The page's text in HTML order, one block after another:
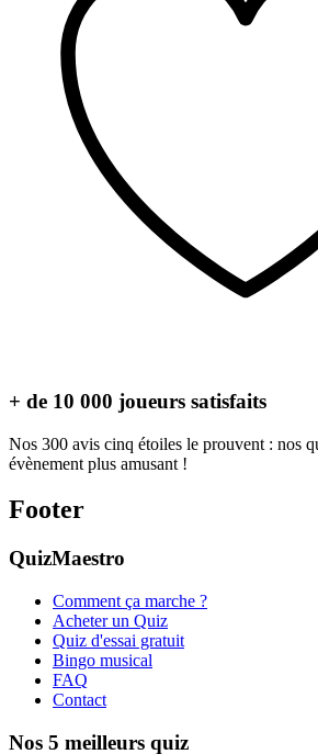
+ de 10 000 joueurs satisfaits
Nos 300 avis cinq étoiles le prouvent : nos
évènement plus amusant !
Footer
QuizMaestro
Comment ça marche ?
Acheter un Quiz
Quiz d'essai gratuit
Bingo musical
FAQ
Contact
Nos 5 meilleurs quiz